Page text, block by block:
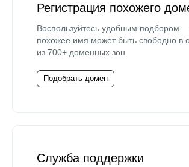
Регистрация похожего
Воспользуйтесь удобным подбором
похожее имя может быть свободно в
из 700+ доменных зон.
Подобрать домен
Служба поддержки